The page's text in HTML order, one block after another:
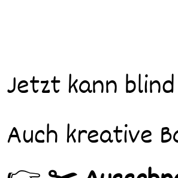
Jetzt kann
Auch kreative